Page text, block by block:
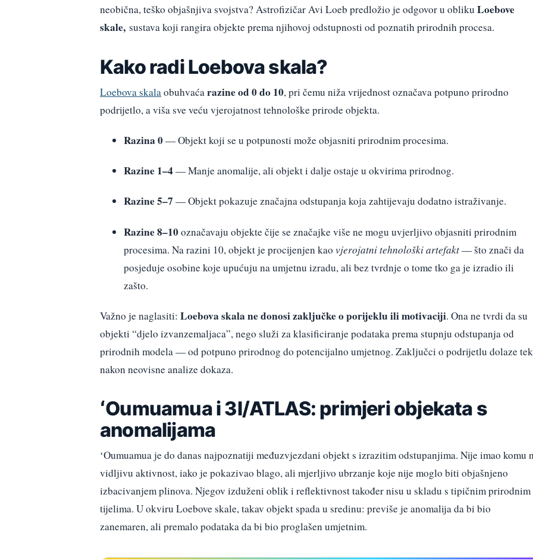
neobična, teško objašnjiva svojstva? Astrofizičar Avi Loeb predložio je odgovor u obliku Loebove
skale, sustava koji rangira objekte prema njihovoj odstupnosti od poznatih prirodnih procesa.
Kako radi Loebova skala?
Loebova skalaobuhvaćarazine od 0 do 10, pri čemu niža vrijednost označava potpuno prirodno
podrijetlo, a viša sve veću vjerojatnost tehnološke prirode objekta.
Razina 0— Objekt koji se u potpunosti može objasniti prirodnim procesima.
Razine 1–4— Manje anomalije, ali objekt i dalje ostaje u okvirima prirodnog.
Razine 5–7 — Objekt pokazuje značajna odstupanja koja zahtijevaju dodatno istraživanje.
Razine 8–10označavaju objekte čije se značajke više ne mogu uvjerljivo objasniti prirodnim
procesima. Na razini 10, objekt je procijenjen kao vjerojatni tehnološki artefakt— što znači da
posjeduje osobine koje upućuju na umjetnu izradu, ali bez tvrdnje o tome tko ga je izradio ili
zašto.
Važno je naglasiti: Loebova skala ne donosi zaključke o porijeklu ili motivaciji. Ona ne tvrdi da su
objekti “djelo izvanzemaljaca”, nego služi za klasificiranje podataka prema stupnju odstupanja od
prirodnih modela — od potpuno prirodnog do potencijalno umjetnog. Zaključci o podrijetlu dolaze tek
nakon neovisne analize dokaza.
ʻOumuamua i 3I/ATLAS: primjeri objekata s
anomalijama
ʻOumuamua je do danas najpoznatiji međuzvjezdani objekt s izrazitim odstupanjima. Nije imao komu
vidljivu aktivnost, iako je pokazivao blago, ali mjerljivo ubrzanje koje nije moglo biti objašnjeno
izbacivanjem plinova. Njegov izduženi oblik i reflektivnost također nisu u skladu s tipičnim prirodnim
tijelima. U okviru Loebove skale, takav objekt spada u sredinu: previše je anomalija da bi bio
zanemaren, ali premalo podataka da bi bio proglašen umjetnim.